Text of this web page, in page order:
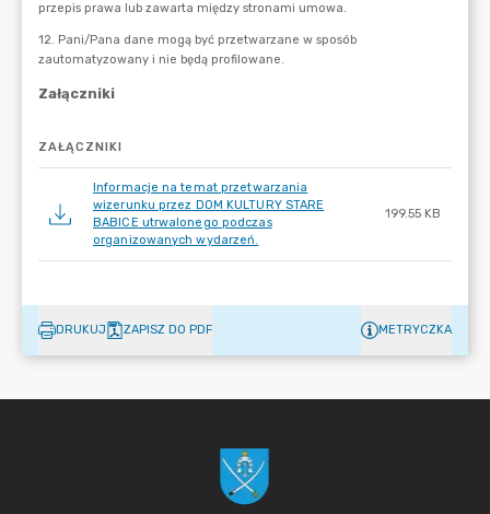
ZAŁĄCZNIKI
Informacje na temat przetwarzania
wizerunku przez DOM KULTURY STARE
BABICE utrwalonego podczas
organizowanych wydarzeń.
199.55 KB
DRUKUJ ZAPISZ DO PDF METRYCZKA